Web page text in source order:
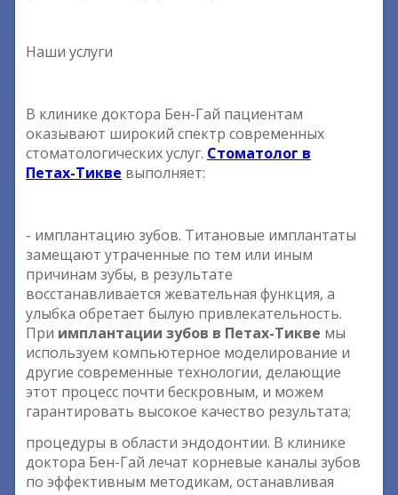
Наши услуги
В клинике доктора Бен-Гай пациентам
оказывают широкий спектр современных
стоматологических услуг. Стоматолог в
Петах-Тикве выполняет:
- имплантацию зубов. Титановые имплантаты
замещают утраченные по тем или иным
причинам зубы, в результате
восстанавливается жевательная функция, а
улыбка обретает былую привлекательность.
При имплантации зубов в Петах-Тикве мы
используем компьютерное моделирование и
другие современные технологии, делающие
этот процесс почти бескровным, и можем
гарантировать высокое качество результата;
процедуры в области эндодонтии. В клинике
доктора Бен-Гай лечат корневые каналы зубов
по эффективным методикам, останавливая